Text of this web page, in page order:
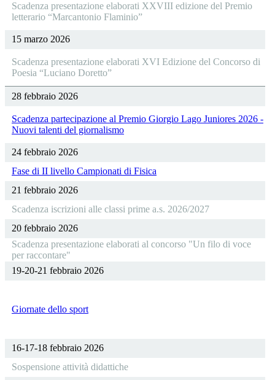
Scadenza presentazione elaborati XXVIII edizione del Premio
letterario “Marcantonio Flaminio”
15 marzo 2026
Scadenza presentazione elaborati XVI Edizione del Concorso di
Poesia “Luciano Doretto”
28 febbraio 2026
Scadenza partecipazione al Premio Giorgio Lago Juniores 2026 -
Nuovi talenti del giornalismo
24 febbraio 2026
Fase di II livello Campionati di Fisica
21 febbraio 2026
Scadenza iscrizioni alle classi prime a.s. 2026/2027
20 febbraio 2026
Scadenza presentazione elaborati al concorso "Un filo di voce
per raccontare"
19-20-21 febbraio 2026
Giornate dello sport
16-17-18 febbraio 2026
Sospensione attività didattiche